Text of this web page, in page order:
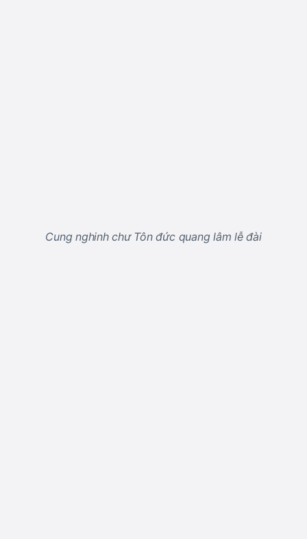
Cung nghinh chư Tôn đức quang lâm lễ đài